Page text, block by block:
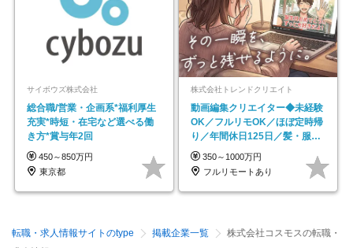
サイボウズ株式会社
総合職/営業・企画系*福利厚生
充実*時短・在宅など選べる働
き方*賞与年2回
450～850万円
東京都
株式会社トレンドクリエイト
動画編集クリエイター◆未経験
OK／フルリモOK／ほぼ定時帰
り／年間休日125日／髪・服・
ネイル自由／副業OK
350～1000万円
フルリモートあり
転職・求人情報サイトのtype 掲載企業一覧
株式会社コスモスの転職・